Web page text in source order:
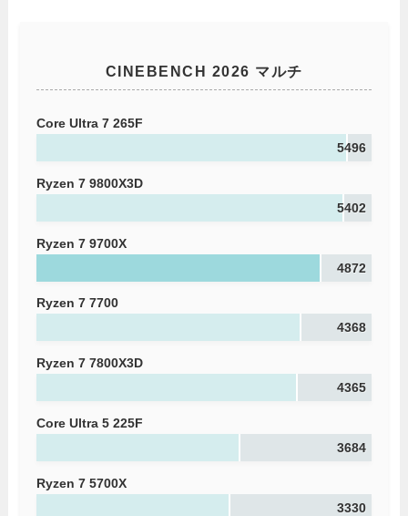
CINEBENCH 2026 マルチ
Core Ultra 7 265F
5496
Ryzen 7 9800X3D
5402
Ryzen 7 9700X
4872
Ryzen 7 7700
4368
Ryzen 7 7800X3D
4365
Core Ultra 5 225F
3684
Ryzen 7 5700X
3330